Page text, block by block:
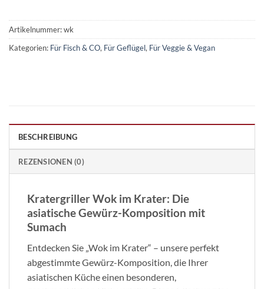
Artikelnummer:wk
Kategorien: Für Fisch & CO, Für Geflügel, Für Veggie & Vegan
BESCHREIBUNG
REZENSIONEN (0)
Kratergriller Wok im Krater: Die
asiatische Gewürz-Komposition mit
Sumach
Entdecken Sie „Wok im Krater“ – unsere perfekt
abgestimmte Gewürz-Komposition, die Ihrer
asiatischen Küche einen besonderen,